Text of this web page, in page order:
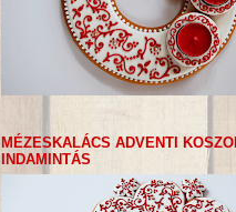
MÉZESKALÁCS ADVENTI
INDAMINTÁS